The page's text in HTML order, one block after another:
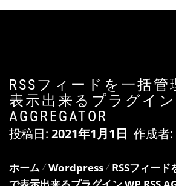
RSSフィードを一括管
表示出来るプラグイン
AGGREGATOR
投稿日: 2021年1月1日 作成者:
ホーム Wordpress
RSSフィー